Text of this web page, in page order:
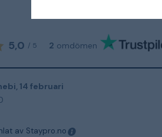
5,0 / 5 2 omdömen
, 14 februari
av Staypro.no